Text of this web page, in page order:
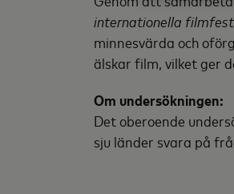
internationella
minnesvärda och
älskar film, vilket ger
Om undersökningen:
Det oberoende
sju länder svara på